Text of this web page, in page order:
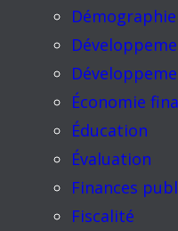
Démographie
Économie
Éducation
Évaluation
Finances
Fiscalité